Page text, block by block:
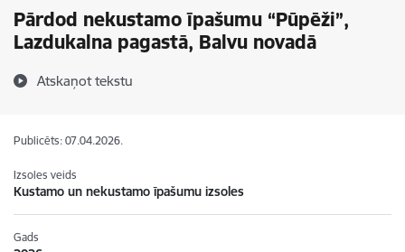
Pārdod nekustamo īpašumu “Pūpēži”,
Lazdukalna pagastā, Balvu novadā
Atskaņot tekstu
Publicēts: 07.04.2026.
Izsoles veids
Kustamo un nekustamo īpašumu izsoles
Gads